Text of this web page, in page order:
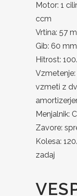
Motor: 1
ccm
Vrtina: 57
Gib: 60 mm
Hitrost:
vzmeti z
Menjalnik:
Zavore:
Kolesa:
zadaj